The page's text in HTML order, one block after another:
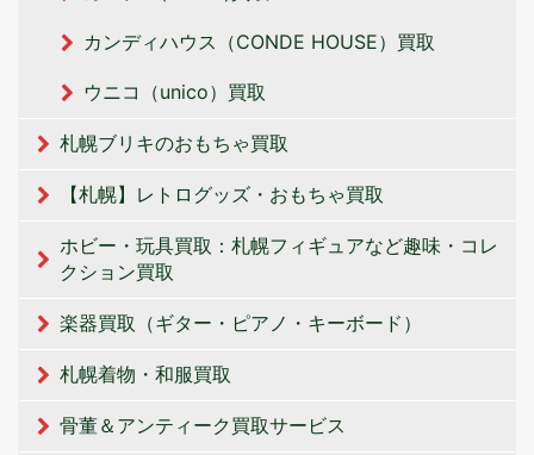
カンディハウス（CONDE HOUSE）買取
ウニコ（unico）買取
札幌ブリキのおもちゃ買取
【札幌】レトログッズ・おもちゃ買取
ホビー・玩具買取：札幌フィギュアなど趣味・コレ
クション買取
楽器買取（ギター・ピアノ・キーボード）
札幌着物・和服買取
骨董＆アンティーク買取サービス